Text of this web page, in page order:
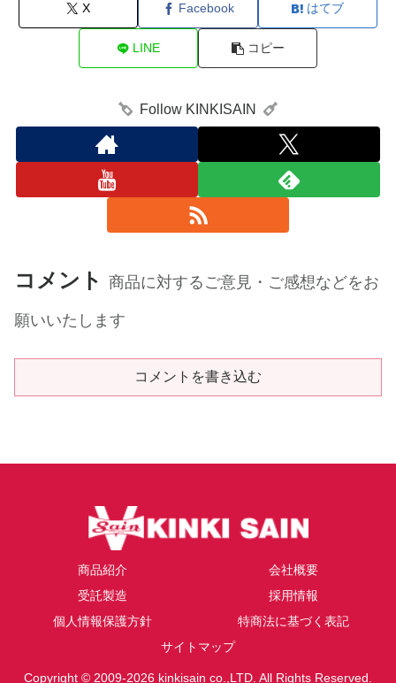
X Facebook はてブ
LINE コピー
Follow KINKISAIN
コメント 商品に対するご意見・ご感想などをお
願いいたします
コメントを書き込む
商品紹介
会社概要
受託製造
採用情報
個人情報保護方針
特商法に基づく表記
サイトマップ
Copyright © 2009-2026 kinkisain co.,LTD. All Rights Reserved.